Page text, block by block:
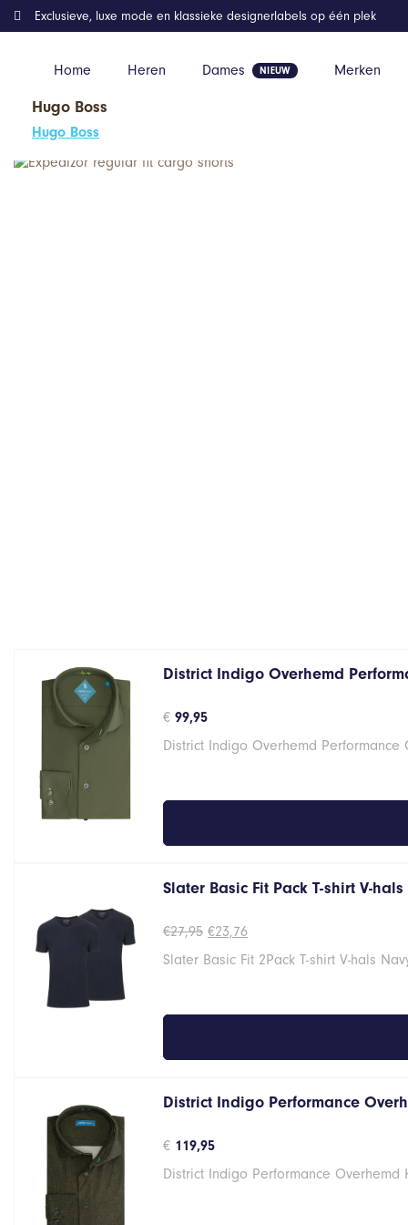
Home Heren Dames Merken
Exclusieve, luxe mode en klassieke designerlabels op één plek
Hugo Boss
Hugo Boss
Home Kleding
District Indigo Overhemd
€ 99,95
District Indigo Overhemd Performance
Slater Basic Fit Pack T-shirt V-
€27,95 Oorspronkelijke
was:
€23,76Huidige
is:
Slater Basic Fit 2Pack T-shirt V-hals
District Indigo Performance
€ 119,95
District Indigo Performance